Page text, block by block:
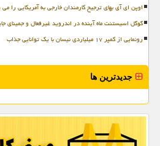
اوپن ای آی بهای ترجیح کارمندان خارجی به آمریکایی را می
گوگل اسیستنت ماه آینده در اندروید غیرفعال و جمینای
رونمایی از کمپر ۱۷ میلیاردی نیسان با یک توانایی جذاب
جدیدترین ها